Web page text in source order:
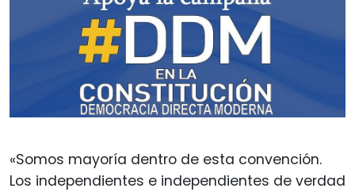
«Somos mayoría dentro de esta convención.
Los independientes e independientes de verdad